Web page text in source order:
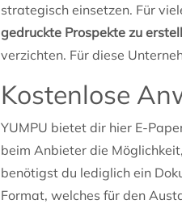
strategisch einsetzen. Für
gedruckte Prospekte zu
verzichten. Für diese
Kostenlose
YUMPU bietet dir hier E-
beim Anbieter die
benötigst du lediglich ein
Format, welches für den